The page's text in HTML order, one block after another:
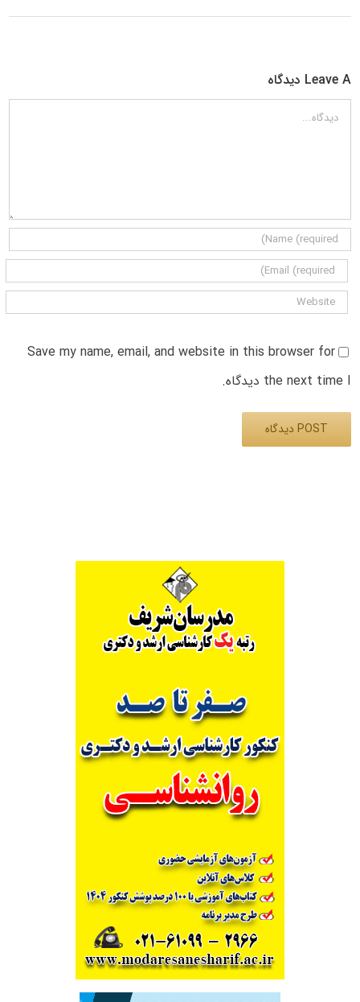
Leave A دیدگاه
دیدگاه
Save my name, email, and website in this browser for
the next time I دیدگاه.